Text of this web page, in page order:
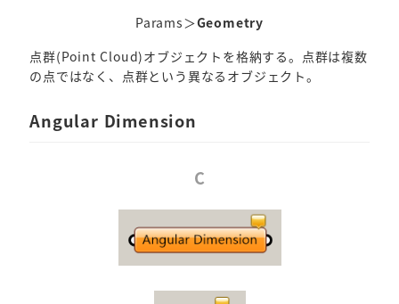
Params＞Geometry
点群(Point Cloud)オブジェクトを格納する。点群は複数
の点ではなく、点群という異なるオブジェクト。
Angular Dimension
C